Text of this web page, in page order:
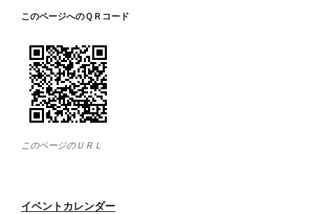
このページへのＱＲコード
このページのＵＲＬ
イベントカレンダー